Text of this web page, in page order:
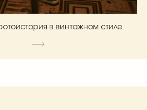
в винтажном стиле